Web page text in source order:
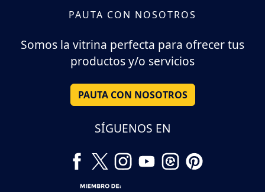
PAUTA CON NOSOTROS
Somos la vitrina perfecta para ofrecer tus
productos y/o servicios
PAUTA CON NOSOTROS
SÍGUENOS EN